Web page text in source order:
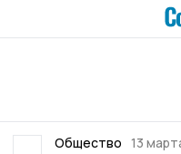
Общество 13